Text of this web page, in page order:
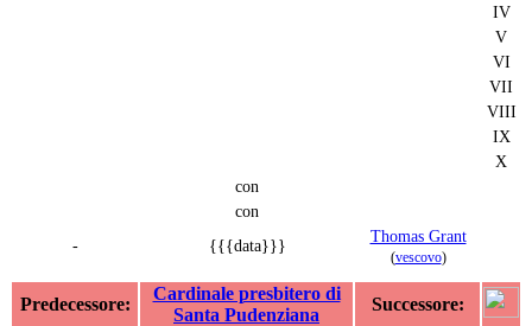
IV
V
VI
VII
VIII
IX
X
con
con
-
{{{data}}} Thomas Grant
(vescovo)
Predecessore:
Cardinale presbitero di
Santa Pudenziana
Successore: